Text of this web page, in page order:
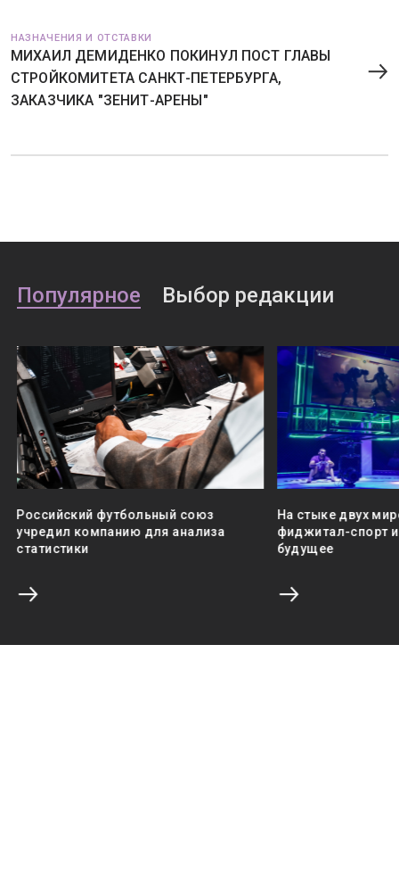
НАЗНАЧЕНИЯ И ОТСТАВКИ
МИХАИЛ ДЕМИДЕНКО ПОКИНУЛ ПОСТ ГЛАВЫ
СТРОЙКОМИТЕТА САНКТ-ПЕТЕРБУРГА,
ЗАКАЗЧИКА "ЗЕНИТ-АРЕНЫ"
Популярное Выбор редакции
Российский футбольный союз
учредил компанию для анализа
статистики
На стыке двух
фиджитал-спорт
будущее